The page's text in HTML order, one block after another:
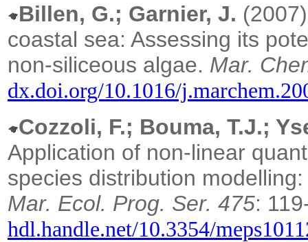
Billen, G.; Garnier, J.
coastal sea: Assessing its
non-siliceous algae. Mar.
dx.doi.org/10.1016/
Cozzoli, F.; Bouma, T.J.;
Application of non-linear
species distribution
Mar. Ecol. Prog. Ser. 475:
hdl.handle.net/10.3354/